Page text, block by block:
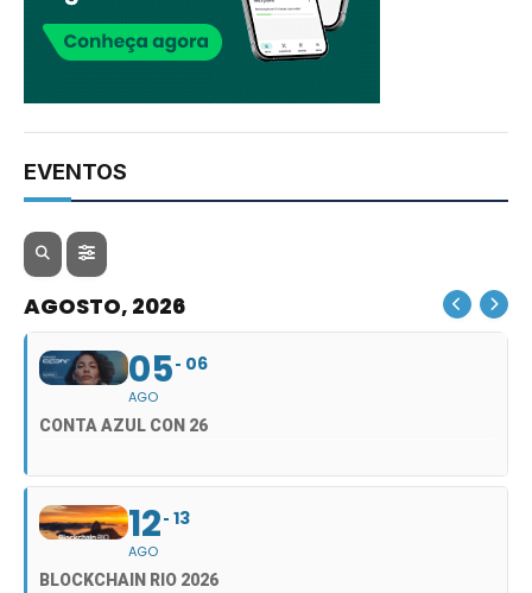
EVENTOS
AGOSTO, 2026
05
AGO
06
CONTA AZUL CON 26
12
AGO
13
BLOCKCHAIN RIO 2026